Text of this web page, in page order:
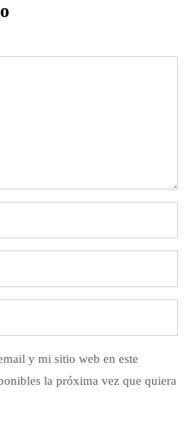
y mi sitio web en este
la próxima vez que quiera